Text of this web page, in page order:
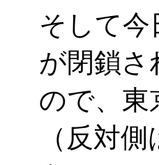
そして
が閉鎖さ
ので、東
（反対